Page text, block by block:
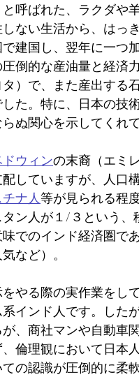
と呼ばれた、ラクダや
ない生活から、はっ
建国し、翌年に一つ
倒的な産油量と経済
タ）で、また産出す
た。特に、日本の技
ぬ関心を示してくれ
ウィンの末裔（エミ
配していますが、人口
ナ人等が見られる程
ン人が１/３という
でのインド経済圏で
など）。
やる際の実作業をし
インド人です。した
、商社マンや自動車
倫理観において日本
の認識が圧倒的に柔